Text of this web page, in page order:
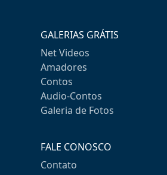
GALERIAS GRÁTIS
Net Videos
Amadores
Contos
Audio-Contos
Galeria de Fotos
FALE CONOSCO
Contato